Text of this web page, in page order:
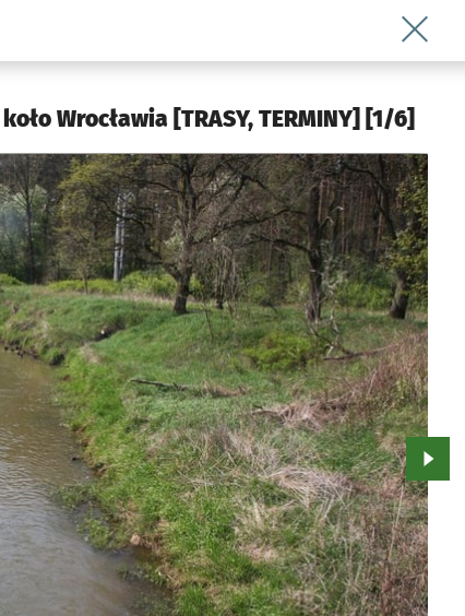
Wróć
Wrocławia [TRASY, TERMINY] [1/6]